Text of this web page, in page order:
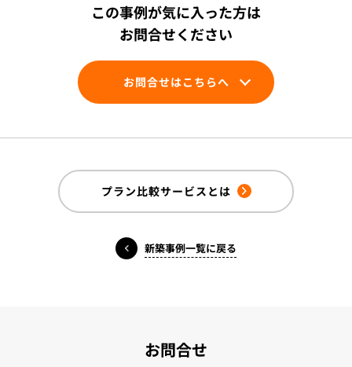
この事例が気に入った方は
お問合せください
お問合せはこちらへ
プラン比較サービスとは
新築事例一覧に戻る
お問合せ